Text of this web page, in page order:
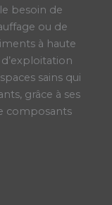
besoin de
ou de
à haute
sains qui
grâce à ses
composants